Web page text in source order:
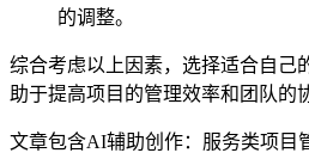
的调整。
综合考虑以上因素，选择适合自己
助于提高项目的管理效率和团队的
文章包含AI辅助创作：服务类项目